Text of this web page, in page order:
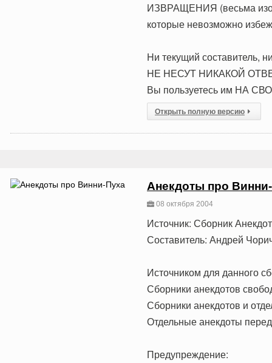
ИЗВРАЩЕНИЯ (весьма
которые невозможно
Hи текущий составитель,
HЕ HЕСУТ HИКАКОЙ
Вы пользуетесь им НА
Открыть полную версию
Анекдоты про
08 октября 2004
Источник: Сборник
Составитель: Андрей
Источником для данного
Сборники анекдотов
Сборники анекдотов и
Отдельные анекдоты
Предупреждение: